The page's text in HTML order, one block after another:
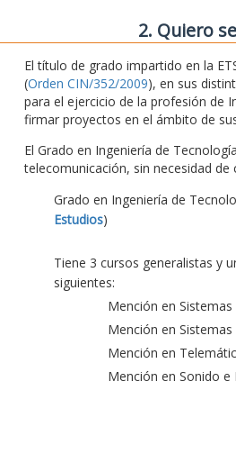
2. Quiero
El título de grado impartido en la
(Orden CIN/352/2009), en sus
para el ejercicio de la profesión de
firmar proyectos en el ámbito de
El Grado en Ingeniería de
telecomunicación, sin necesidad
Grado en Ingeniería de
Estudios)
Tiene 3 cursos generalistas y
siguientes:
Mención en
Mención en
Mención en
Mención en Sonido e